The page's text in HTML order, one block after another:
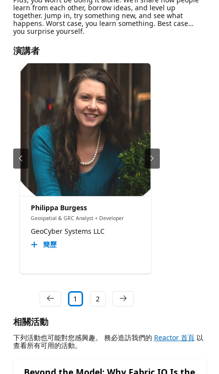
learn from each other, borrow ideas, and level up
together. Jump in, try something new, and see what
happens. Worst case, you learn something. Best case…
you surprise yourself.
演講者
Philippa Burgess
Geospatial & GRC Analyst + Developer
GeoCyber Systems LLC
簡歷
1 2
相關活動
下列活動也可能對您感興趣。 務必造訪我們的 Reactor 首頁以
查看所有可用的活動。